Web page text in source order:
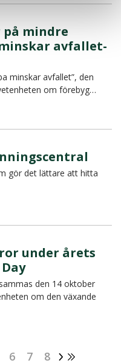
på mindre
avfallet-
minskar avfallet”, den
om förebyg…
gör det lättare att hitta
under årets
den 14 oktober
om den växande
6 7 8